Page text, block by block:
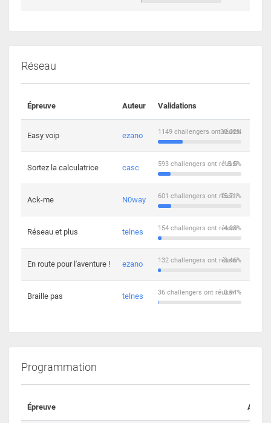
Réseau
Épreuve Auteur Validations
Easy voip ezano 30.02%
1149 challengers ont réussi
Sortez la calculatrice casc 15.5%
593 challengers ont réussi
Ack-me N0way 15.71%
601 challengers ont réussi
Réseau et plus telnes 4.03%
154 challengers ont réussi
En route pour l'aventure ! ezano 3.46%
132 challengers ont réussi
Braille pas telnes 0.94%
36 challengers ont réussi
Programmation
Épreuve Auteur